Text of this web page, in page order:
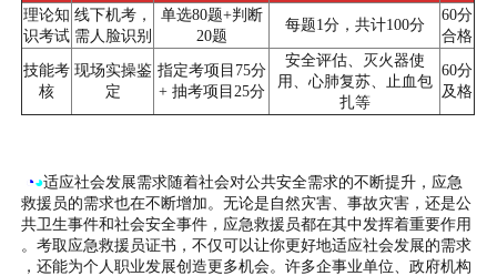
理论知
识考试
线下机考，
需人脸识别
单选80题+判断
20题
每题1分，共计100分
60分
合格
技能考
核
现场实操鉴
定
指定考项目75分
+ 抽考项目25分
安全评估、灭火器使
用、心肺复苏、止血包
扎等
60分
及格
◔◕适应社会发展需求随着社会对公共安全需求的不断提升，应急
救援员的需求也在不断增加。无论是自然灾害、事故灾害，还是公
共卫生事件和社会安全事件，应急救援员都在其中发挥着重要作用
。考取应急救援员证书，不仅可以让你更好地适应社会发展的需求
，还能为个人职业发展创造更多机会。许多企事业单位、政府机构